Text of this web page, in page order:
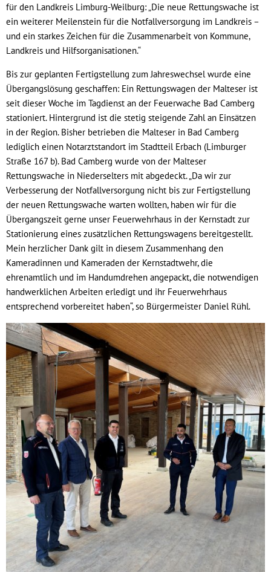
für den Landkreis Limburg-Weilburg: „Die neue Rettungswache ist
ein weiterer Meilenstein für die Notfallversorgung im Landkreis –
und ein starkes Zeichen für die Zusammenarbeit von Kommune,
Landkreis und Hilfsorganisationen.“
Bis zur geplanten Fertigstellung zum Jahreswechsel wurde eine
Übergangslösung geschaffen: Ein Rettungswagen der Malteser ist
seit dieser Woche im Tagdienst an der Feuerwache Bad Camberg
stationiert. Hintergrund ist die stetig steigende Zahl an Einsätzen
in der Region. Bisher betrieben die Malteser in Bad Camberg
lediglich einen Notarztstandort im Stadtteil Erbach (Limburger
Straße 167 b). Bad Camberg wurde von der Malteser
Rettungswache in Niederselters mit abgedeckt. „Da wir zur
Verbesserung der Notfallversorgung nicht bis zur Fertigstellung
der neuen Rettungswache warten wollten, haben wir für die
Übergangszeit gerne unser Feuerwehrhaus in der Kernstadt zur
Stationierung eines zusätzlichen Rettungswagens bereitgestellt.
Mein herzlicher Dank gilt in diesem Zusammenhang den
Kameradinnen und Kameraden der Kernstadtwehr, die
ehrenamtlich und im Handumdrehen angepackt, die notwendigen
handwerklichen Arbeiten erledigt und ihr Feuerwehrhaus
entsprechend vorbereitet haben“, so Bürgermeister Daniel Rühl.